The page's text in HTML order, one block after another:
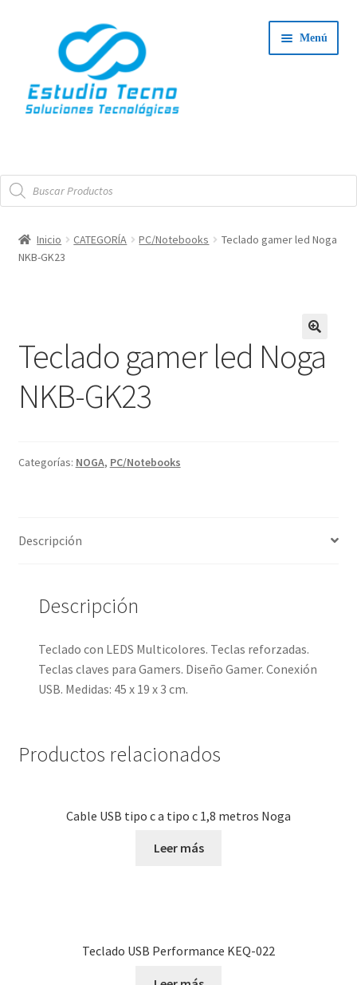
navegación
contenido
Menú
Tienda
el
hijo
Búsqueda
de
productos
Inicio CATEGORÍA PC/Notebooks
Teclado gamer led Noga
NKB-GK23
Teclado gamer led Noga
NKB-GK23
Categorías: NOGA, PC/Notebooks
Descripción
Descripción
Teclado con LEDS Multicolores. Teclas reforzadas.
Teclas claves para Gamers. Diseño Gamer. Conexión
USB. Medidas: 45 x 19 x 3 cm.
Productos relacionados
Cable USB tipo c a tipo c 1,8 metros Noga
Leer más
Teclado USB Performance KEQ-022